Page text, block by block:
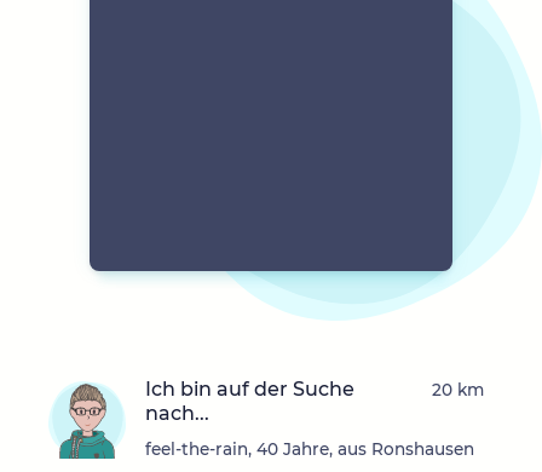
Ich bin auf der Suche
nach...
feel-the-rain, 40 Jahre, aus Ronshausen
20 km